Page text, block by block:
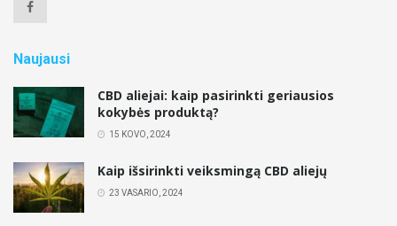
Naujausi
CBD aliejai: kaip pasirinkti geriausios
kokybės produktą?
15 KOVO, 2024
Kaip išsirinkti veiksmingą CBD aliejų
23 VASARIO, 2024